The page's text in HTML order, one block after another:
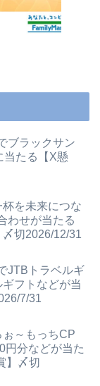
ブラックサン
当たる【X懸
を未来につな
わせが当たる
〆切2026/12/31
JTBトラベルギ
フトなどが当
7/31
～もっちCP
円分などが当た
】〆切